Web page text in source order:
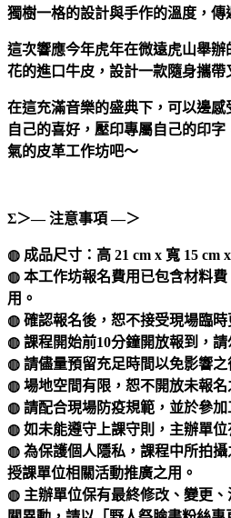
獨樹一格的設計與手作的溫度，傳
這次響應今年虎年在微遠虎山舉
花的進口牛皮，設計一款隨身攜帶
在這充滿音樂的盛典下，可以邊
自己的喜好，壓印專屬自己的印
氣的皮革工作坊吧～
Σ＞― 注意事項 ―＞
◍ 成品尺寸：高 21 cm x 寬 15 cm
◍ 本工作坊報名費用已包含材料費
用 。
◍ 確認報名後，恕不接受現場臨時
◍ 課程開始前10分鐘開放報到，請
◍ 請儘量預留充足時間以免影響之
◍ 場地空間有限，恕不開放未報名
◍ 請配合現場防疫規範，並於參加
◍ 如未能遵守上課守則，主辦單位
◍ 為保護個人隱私，課程中所拍
授課單位相關活動推廣之用。
◍ 主辦單位保有最終修改、變更、